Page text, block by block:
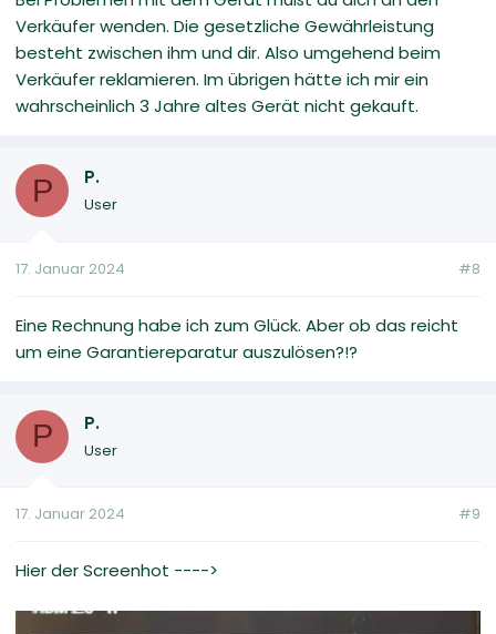
Verkäufer wenden. Die gesetzliche Gewährleistung
besteht zwischen ihm und dir. Also umgehend beim
Verkäufer reklamieren. Im übrigen hätte ich mir ein
wahrscheinlich 3 Jahre altes Gerät nicht gekauft.
P P.
User
17. Januar 2024 #8
Eine Rechnung habe ich zum Glück. Aber ob das reicht
um eine Garantiereparatur auszulösen?!?
P P.
User
17. Januar 2024 #9
Hier der Screenhot ---->